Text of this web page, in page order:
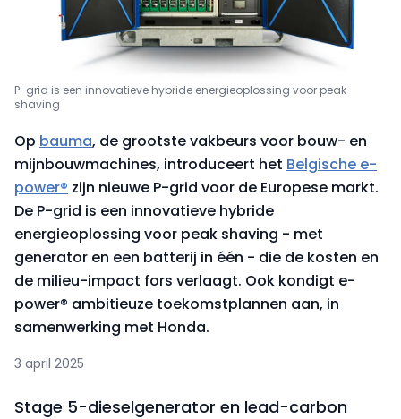
P-grid is een innovatieve hybride energieoplossing voor peak
shaving
Op bauma, de grootste vakbeurs voor bouw- en
mijnbouwmachines, introduceert het Belgische e-
power® zijn nieuwe P-grid voor de Europese markt.
De P-grid is een innovatieve hybride
energieoplossing voor peak shaving - met
generator en een batterij in één - die de kosten en
de milieu-impact fors verlaagt. Ook kondigt e-
power® ambitieuze toekomstplannen aan, in
samenwerking met Honda. ​
3 april 2025
Stage 5-dieselgenerator en lead-carbon